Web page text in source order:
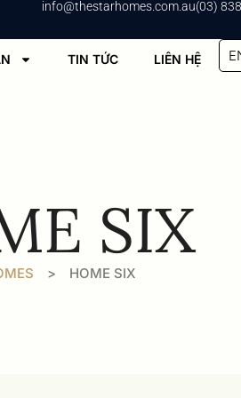
info@thestarhomes.com.au(03)
TIN TỨC LIÊN HỆ
SIX
> HOME SIX